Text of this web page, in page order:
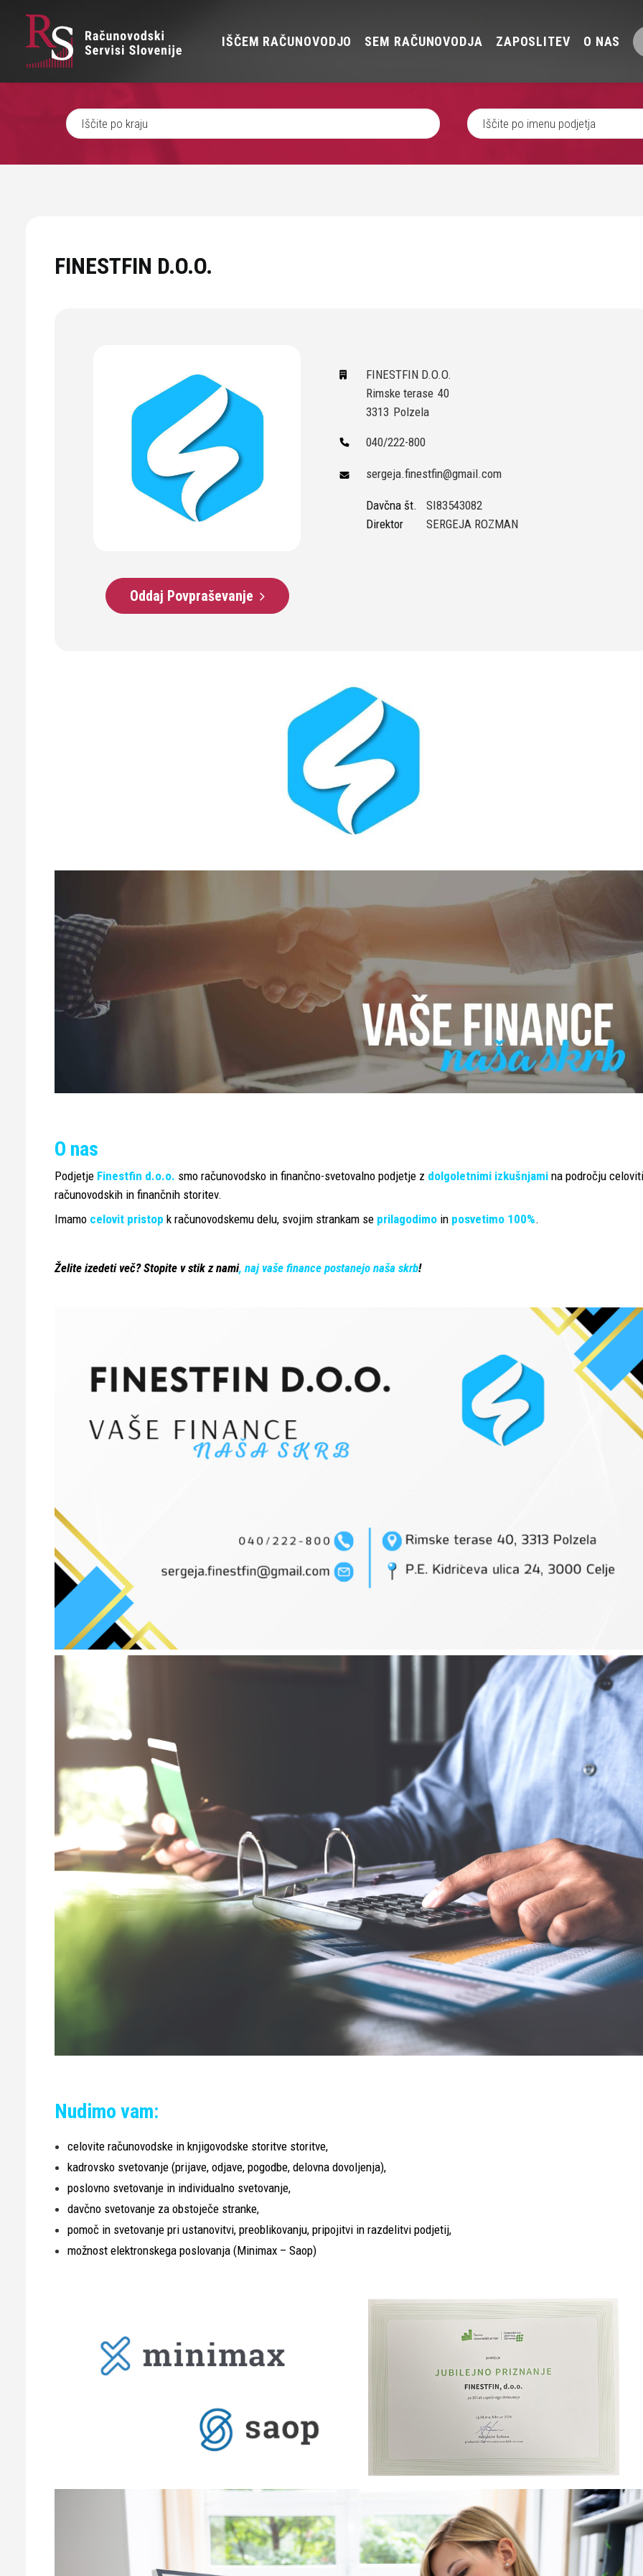
IŠČEM RAČUNOVODJO SEM RAČUNOVODJA ZAPOSLITEV O NAS
FINESTFIN D.O.O.
Oddaj Povpraševanje
FINESTFIN D.O.O.
Rimske terase 40
3313 Polzela
040/222-800
sergeja.finestfin@gmail.com
Davčna št.
SI83543082
Direktor
SERGEJA ROZMAN
O nas
Podjetje Finestfin d.o.o. smo računovodsko in finančno-svetovalno podjetje z dolgoletnimi izkušnjami na področju
računovodskih in finančnih storitev.
Imamo celovit pristop k računovodskemu delu, svojim strankam se prilagodimo in posvetimo 100%.
Želite izedeti več? Stopite v stik z nami, naj vaše finance postanejo naša skrb!
Nudimo vam:
celovite računovodske in knjigovodske storitve storitve,
kadrovsko svetovanje (prijave, odjave, pogodbe, delovna dovoljenja),
poslovno svetovanje in individualno svetovanje,
davčno svetovanje za obstoječe stranke,
pomoč in svetovanje pri ustanovitvi, preoblikovanju, pripojitvi in razdelitvi podjetij,
možnost elektronskega poslovanja (Minimax – Saop)